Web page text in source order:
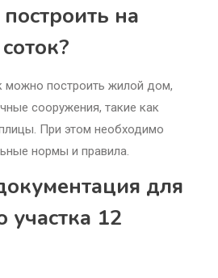
на
можно построить жилой дом,
сооружения, такие как
При этом необходимо
нормы и правила.
для
участка 12